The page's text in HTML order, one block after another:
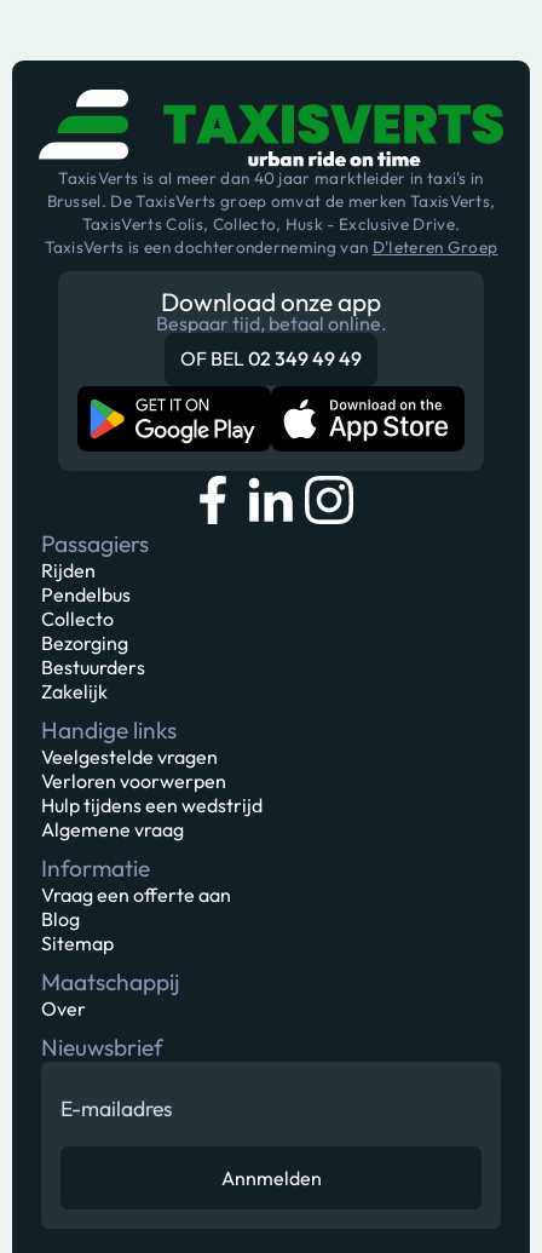
TaxisVerts is al meer dan 40 jaar marktleider in taxi's in
Brussel. De TaxisVerts groep omvat de merken TaxisVerts,
TaxisVerts Colis, Collecto, Husk - Exclusive Drive.
TaxisVerts is een dochteronderneming van D'Ieteren Groep
Download onze app
Bespaar tijd, betaal online.
OF BEL02 349 49 49
Passagiers
Rijden
Pendelbus
Collecto
Bezorging
Bestuurders
Zakelijk
Handige links
Veelgestelde vragen
Verloren voorwerpen
Hulp tijdens een wedstrijd
Algemene vraag
Informatie
Vraag een offerte aan
Blog
Sitemap
Maatschappij
Over
Nieuwsbrief